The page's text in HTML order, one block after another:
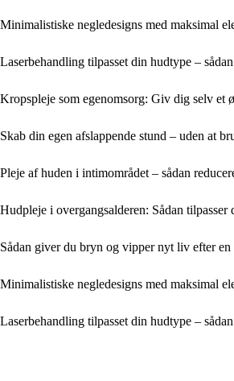
Minimalistiske negledesigns med maksimal
Laserbehandling tilpasset din hudtype –
Kropspleje som egenomsorg: Giv dig selv et
Skab din egen afslappende stund – uden at
Pleje af huden i intimområdet – sådan
Hudpleje i overgangsalderen: Sådan
Sådan giver du bryn og vipper nyt liv efter
Minimalistiske negledesigns med maksimal
Laserbehandling tilpasset din hudtype –